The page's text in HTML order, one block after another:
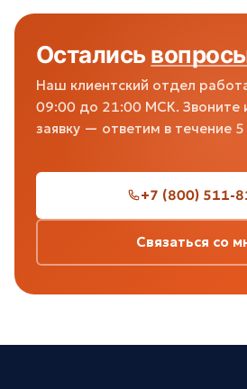
Остались
Наш клиентский отдел
09:00 до 21:00 МСК. Звоните
заявку — ответим в течение
+7 (800) 511-
Связаться со